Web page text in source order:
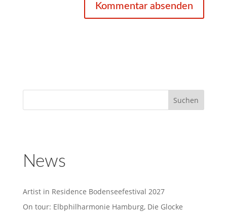
News
Artist in Residence Bodenseefestival 2027
On tour: Elbphilharmonie Hamburg, Die Glocke